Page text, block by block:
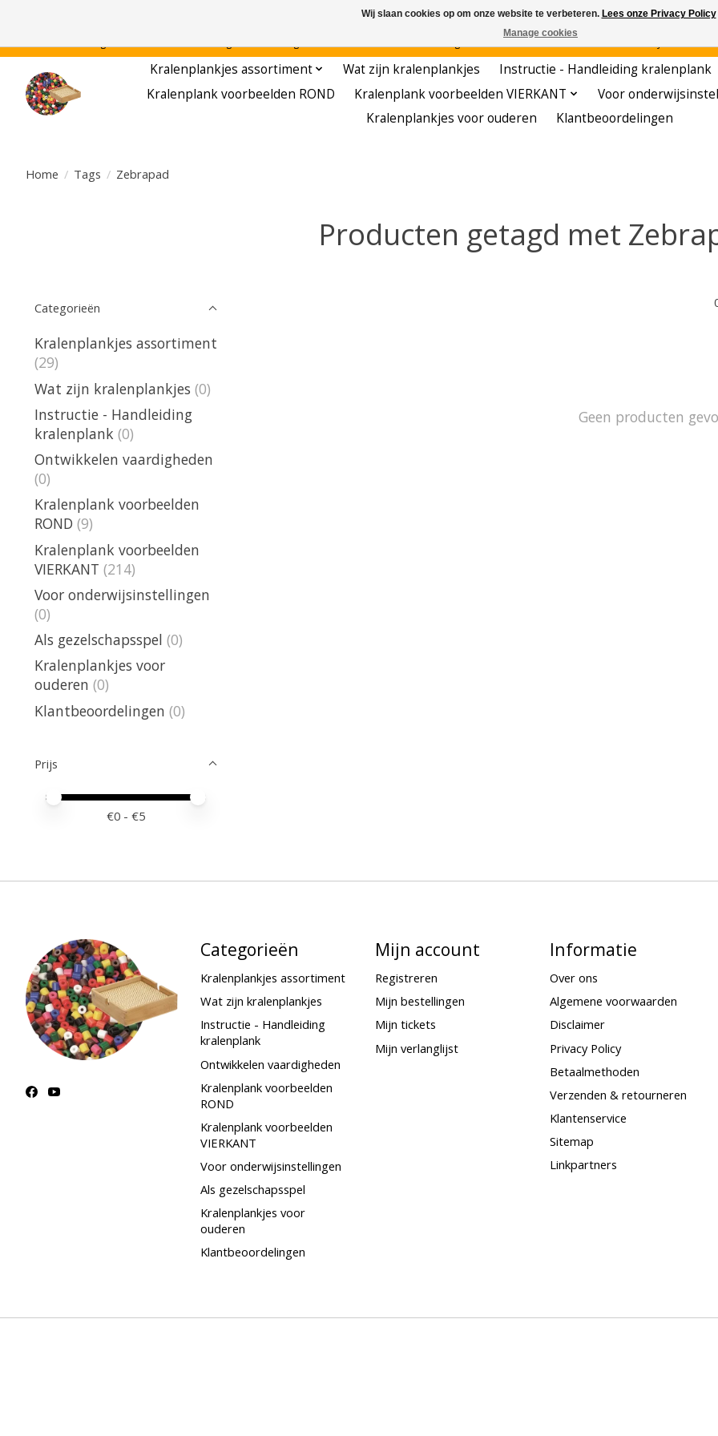
Kralenplankjes assortiment Wat zijn kralenplankjes Instructie - Handleiding kralenplank
Kralenplank voorbeelden ROND
Kralenplank voorbeelden VIERKANT Voor
Kralenplankjes voor ouderen
Klantbeoordelingen
Home / Tags / Zebrapad
Producten getagd met
Categorieën
Kralenplankjes assortiment
(29)
Wat zijn kralenplankjes (0)
Instructie - Handleiding
kralenplank (0)
Ontwikkelen vaardigheden
(0)
Kralenplank voorbeelden
ROND (9)
Kralenplank voorbeelden
VIERKANT (214)
Voor onderwijsinstellingen
(0)
Als gezelschapsspel (0)
Kralenplankjes voor
ouderen (0)
Klantbeoordelingen (0)
Prijs
Minimale prijswaarde
Price maximum value
€0 - €5
Geen producten
Categorieën
Kralenplankjes assortiment
Wat zijn kralenplankjes
Instructie - Handleiding
kralenplank
Ontwikkelen vaardigheden
Kralenplank voorbeelden
ROND
Kralenplank voorbeelden
VIERKANT
Voor onderwijsinstellingen
Als gezelschapsspel
Kralenplankjes voor
ouderen
Klantbeoordelingen
Mijn account
Registreren
Mijn bestellingen
Mijn tickets
Mijn verlanglijst
Informatie
Over ons
Algemene voorwaarden
Disclaimer
Privacy Policy
Betaalmethoden
Verzenden & retourneren
Klantenservice
Sitemap
Linkpartners
Wij slaan cookies op om onze website te verbeteren. Lees onze Privacy Policy
Manage cookies